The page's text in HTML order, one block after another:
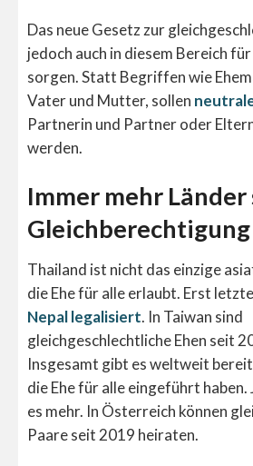
Das neue Gesetz zur
jedoch auch in diesem Bereich
sorgen. Statt Begriffen wie
Vater und Mutter, sollen
Partnerin und Partner oder
werden.
Immer mehr Länder
Thailand ist nicht das einzige
die Ehe für alle erlaubt. Erst
Nepal legalisiert. In Taiwan sind
gleichgeschlechtliche Ehen seit
Insgesamt gibt es weltweit
die Ehe für alle eingeführt haben.
es mehr. In Österreich können
Paare seit 2019 heiraten.